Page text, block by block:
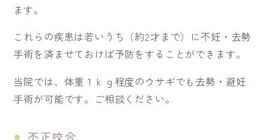
ます。
これらの疾患は若いうち（約2才まで）に不妊・去勢
手術を済ませておけば予防をすることができます。
当院では、体重１ｋｇ程度のウサギでも去勢・避妊
手術が可能です。ご相談ください。
不正咬合